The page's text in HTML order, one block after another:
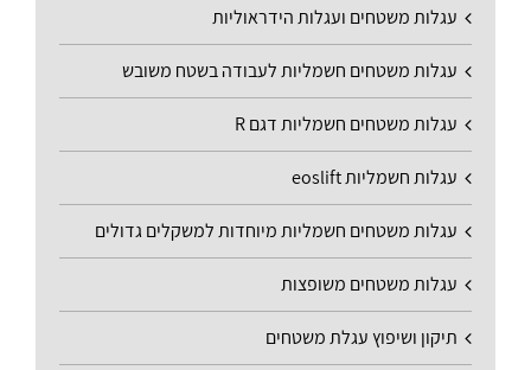
עגלות משטחים ועגלות הידראוליות
עגלות משטחים חשמליות לעבודה בשטח משובש
עגלות משטחים חשמליות דגם R
עגלות חשמליות eoslift
עגלות משטחים חשמליות מיוחדות למשקלים גדולים
עגלות משטחים משופצות
תיקון ושיפוץ עגלת משטחים